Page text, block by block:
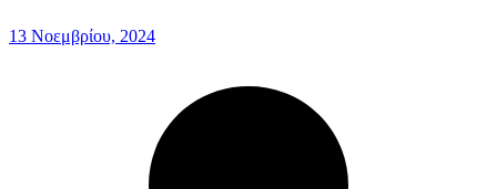
13 Νοεμβρίου, 2024